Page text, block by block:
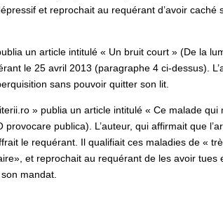
et reprochait au requérant d’avoir caché
un article intitulé « Un bruit court » (De la
le 25 avril 2013 (paragraphe 4 ci-dessus).
sans pouvoir quitter son lit.
» publia un article intitulé « Ce malade qui
publica). L’auteur, qui affirmait que
le requérant. Il qualifiait ces maladies de «
et reprochait au requérant de les avoir tues
mandat.